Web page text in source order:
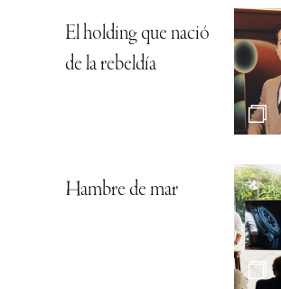
El holding que nació
de la rebeldía
Hambre de mar